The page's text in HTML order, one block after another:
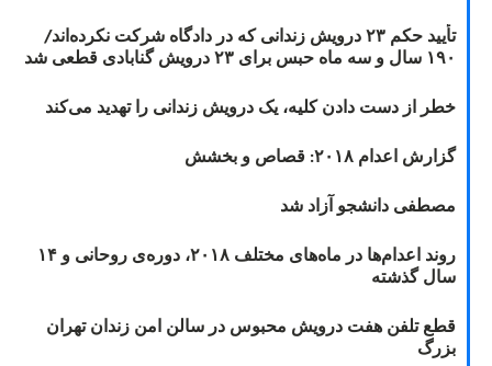
تأیید حکم ۲۳ درویش زندانی که در دادگاه شرکت نکرده‌اند/
۱۹۰ سال و سه ماه حبس برای ۲۳ درویش گنابادی قطعی شد
خطر از دست دادن کلیه، یک درویش زندانی را تهدید می‌کند
گزارش اعدام ۲۰۱۸: قصاص و بخشش
مصطفی دانشجو آزاد شد
روند اعدام‌ها در ماه‌های مختلف ۲۰۱۸، دوره‌ی روحانی و ۱۴
سال گذشته
قطع تلفن هفت درویش محبوس در سالن امن زندان تهران
بزرگ